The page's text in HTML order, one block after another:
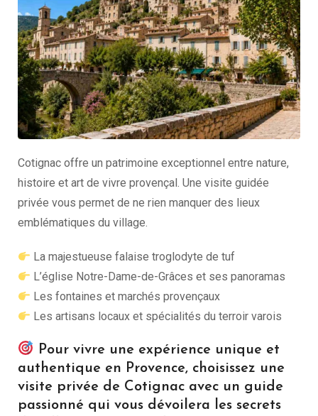
Cotignac offre un patrimoine exceptionnel entre nature,
histoire et art de vivre provençal. Une visite guidée
privée vous permet de ne rien manquer des lieux
emblématiques du village.
La majestueuse falaise troglodyte de tuf
L’église Notre-Dame-de-Grâces et ses panoramas
Les fontaines et marchés provençaux
Les artisans locaux et spécialités du terroir varois
Pour vivre une expérience unique et
authentique en Provence, choisissez une
visite privée de Cotignac avec un guide
passionné qui vous dévoilera les secrets